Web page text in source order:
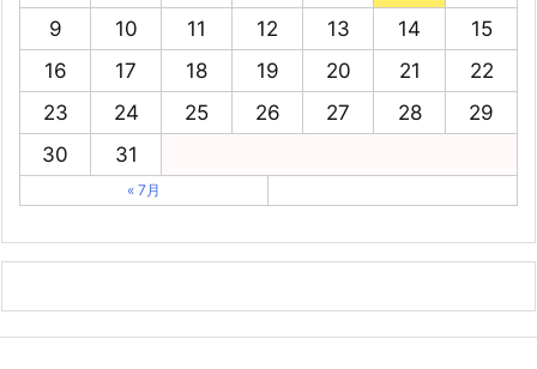
9
10 11 12 13 14
15
16
17 18 19 20 21
22
23
24 25 26 27 28
29
30
31
« 7月